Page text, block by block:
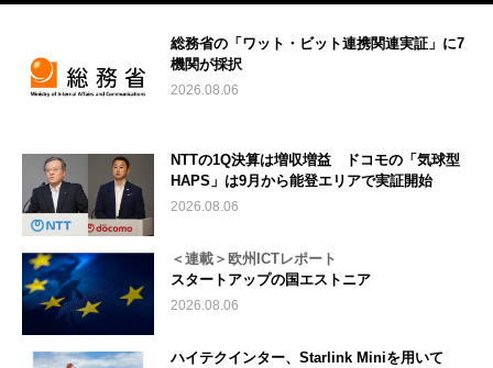
総務省の「ワット・ビット連携関連実証」に7
機関が採択
2026.08.06
NTTの1Q決算は増収増益 ドコモの「気球型
HAPS」は9月から能登エリアで実証開始
2026.08.06
＜連載＞欧州ICTレポート
スタートアップの国エストニア
2026.08.06
ハイテクインター、Starlink Miniを用いて